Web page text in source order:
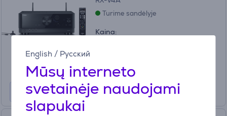
English / Русский
Mūsų interneto
svetainėje naudojami
slapukai
Turime sandėlyje
Kaina: